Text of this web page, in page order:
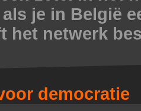
je in België
het netwerk
democratie